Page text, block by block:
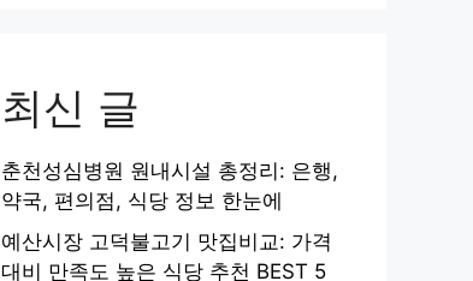
최신 글
춘천성심병원 원내시설 총정리: 은행,
약국, 편의점, 식당 정보 한눈에
예산시장 고덕불고기 맛집비교: 가격
대비 만족도 높은 식당 추천 BEST 5